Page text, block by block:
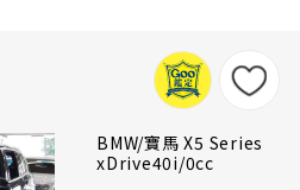
BMW/寶馬 X5 Series
xDrive40i/0cc